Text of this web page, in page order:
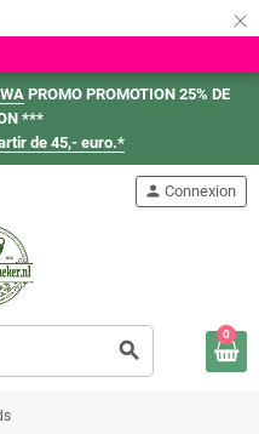
×
PROMO PROMOTION 25% DE
***
de 45,- euro.*
search
person Connexion
0